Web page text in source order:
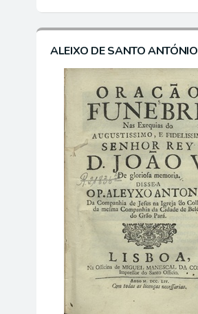
ALEIXO DE SANTO ANTÓNIO